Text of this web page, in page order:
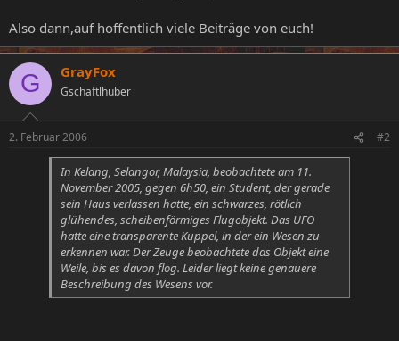
Also dann,auf hoffentlich viele Beiträge von euch!
G GrayFox
Gschaftlhuber
2. Februar 2006 #2
In Kelang, Selangor, Malaysia, beobachtete am 11.
November 2005, gegen 6h50, ein Student, der gerade
sein Haus verlassen hatte, ein schwarzes, rötlich
glühendes, scheibenförmiges Flugobjekt. Das UFO
hatte eine transparente Kuppel, in der ein Wesen zu
erkennen war. Der Zeuge beobachtete das Objekt eine
Weile, bis es davon flog. Leider liegt keine genauere
Beschreibung des Wesens vor.